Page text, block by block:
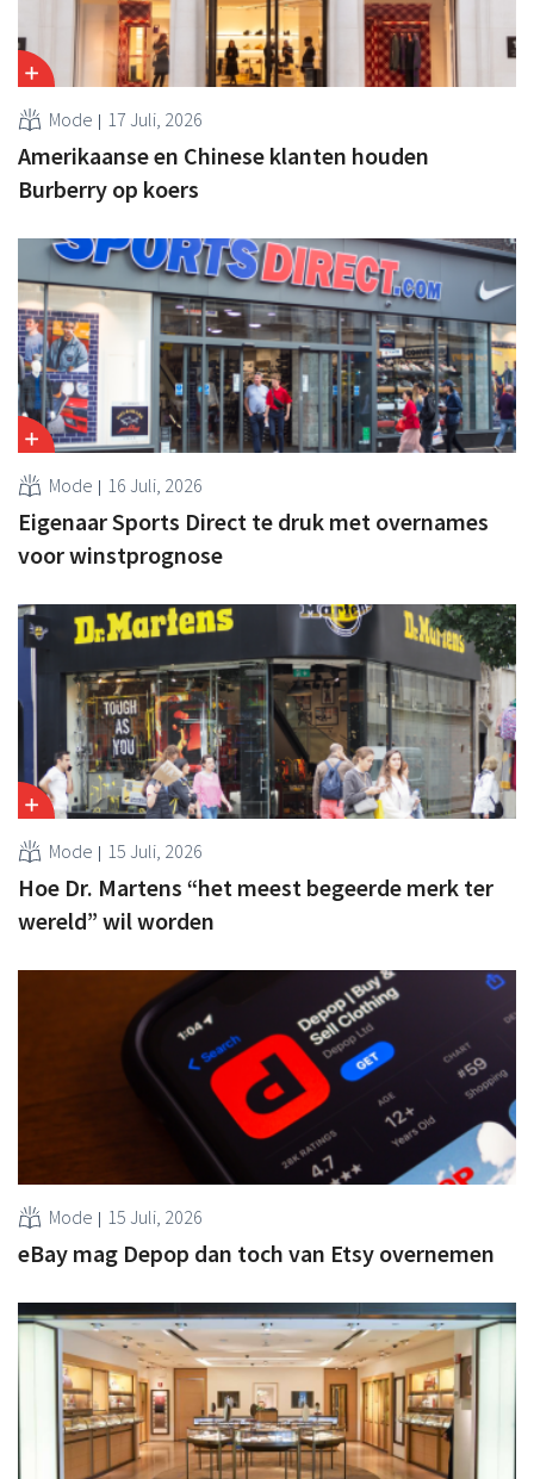
Mode 17 Juli, 2026
Amerikaanse en Chinese klanten houden
Burberry op koers
Mode 16 Juli, 2026
Eigenaar Sports Direct te druk met overnames
voor winstprognose
Mode 15 Juli, 2026
Hoe Dr. Martens “het meest begeerde merk ter
wereld” wil worden
Mode 15 Juli, 2026
eBay mag Depop dan toch van Etsy overnemen